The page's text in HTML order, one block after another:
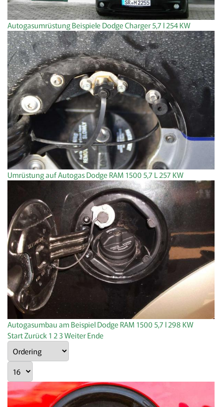
Autogasumrüstung Beispiele Dodge Charger 5,7 l 254 KW
Umrüstung auf Autogas Dodge RAM 1500 5,7 L 257 KW
Autogasumbau am Beispiel Dodge RAM 1500 5,7 l 298 KW
StartZurück 1 23WeiterEnde